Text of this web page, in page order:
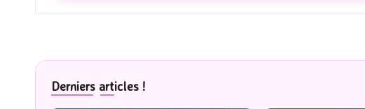
Derniers articles !